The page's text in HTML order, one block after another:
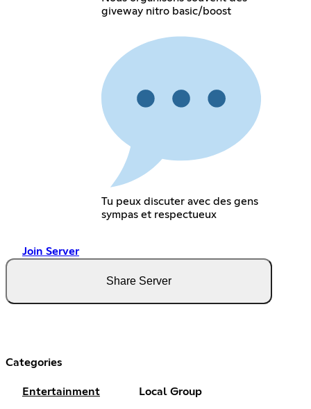
giveway nitro basic/boost
Tu peux discuter avec des gens
sympas et respectueux
Join Server
Share Server
Categories
Entertainment Local Group